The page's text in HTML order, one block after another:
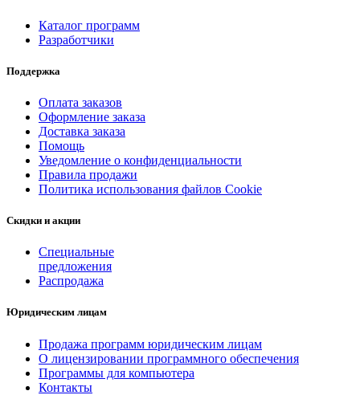
Каталог программ
Разработчики
Поддержка
Оплата заказов
Оформление заказа
Доставка заказа
Помощь
Уведомление о конфиденциальности
Правила продажи
Политика использования файлов Cookie
Скидки и акции
Специальные
предложения
Распродажа
Юридическим лицам
Продажа программ юридическим лицам
О лицензировании программного обеспечения
Программы для компьютера
Контакты